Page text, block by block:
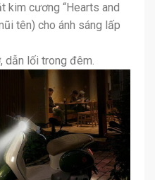
kim cương “Hearts and
tên) cho ánh sáng lấp
dẫn lối trong đêm.